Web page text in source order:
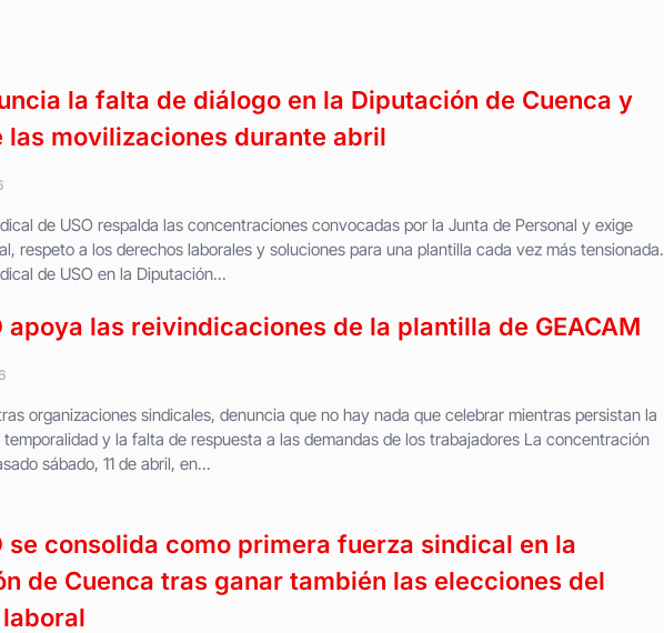
la falta de diálogo en la Diputación de Cuenca y
las movilizaciones durante abril
de USO respalda las concentraciones convocadas por la Junta de Personal y exige
respeto a los derechos laborales y soluciones para una plantilla cada vez más tensionada.
de USO en la Diputación...
apoya las reivindicaciones de la plantilla de GEACAM
organizaciones sindicales, denuncia que no hay nada que celebrar mientras persistan la
y la falta de respuesta a las demandas de los trabajadores La concentración
sábado, 11 de abril, en...
se consolida como primera fuerza sindical en la
de Cuenca tras ganar también las elecciones del